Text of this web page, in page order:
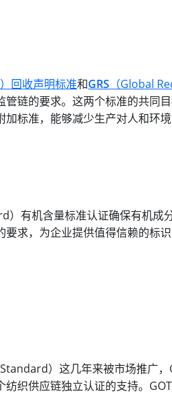
回收声明标准和GRS （Global
链的要求。这两个标准的共同
标准，能够减少生产对人和环
有机含量标准认证确保有机成
要求，为企业提供值得信赖的标
）这几年来被市场推广，
织供应链独立认证的支持。